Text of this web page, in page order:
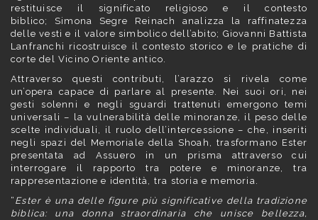
restituisce il significato religioso e il contesto
biblico; Simona Segre Reinach analizza la raffinatezza
delle vesti e il valore simbolico dell’abito; Giovanni Battista
Lanfranchi ricostruisce il contesto storico e le pratiche di
corte del Vicino Oriente antico.
Attraverso questi contributi, l’arazzo si rivela come
un’opera capace di parlare al presente. Nei suoi ori, nei
gesti solenni e negli sguardi trattenuti emergono temi
universali – la vulnerabilità delle minoranze, il peso delle
scelte individuali, il ruolo dell’intercessione – che, inseriti
negli spazi del Memoriale della Shoah, trasformano Ester
presentata ad Assuero in un prisma attraverso cui
interrogare il rapporto tra potere e minoranze, tra
rappresentazione e identità, tra storia e memoria.
“ Ester è una delle figure più significative della tradizione
biblica: una donna straordinaria che unisce bellezza,